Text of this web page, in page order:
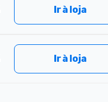
Ir à loja
Ir à loja